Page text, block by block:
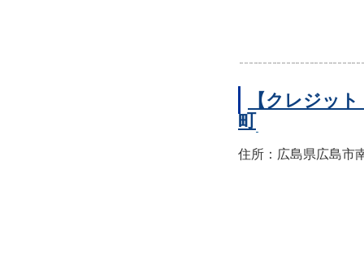
【クレジッ
町
住所：広島県広島市